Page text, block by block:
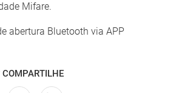
Mifare.
abertura Bluetooth via APP